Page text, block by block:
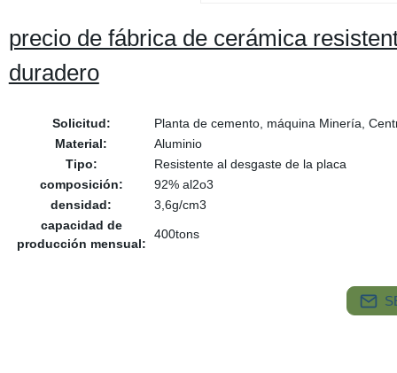
precio de fábrica de cerámica
duradero
Solicitud:
Planta de cemento, máquina Minería,
Material:
Aluminio
Tipo:
Resistente al desgaste de la placa
composición:
92% al2o3
densidad:
3,6g/cm3
capacidad de
producción mensual:
400tons